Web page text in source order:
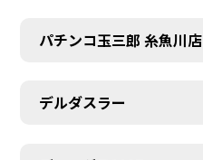
パチンコ玉三郎 糸魚川店
デルダスラー